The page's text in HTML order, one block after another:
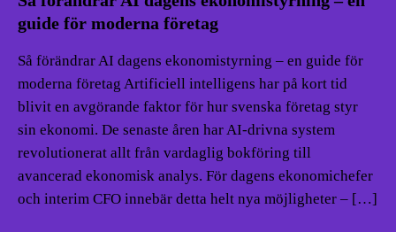
guide för moderna företag
Så förändrar AI dagens ekonomistyrning – en guide för
moderna företag Artificiell intelligens har på kort tid
blivit en avgörande faktor för hur svenska företag styr
sin ekonomi. De senaste åren har AI-drivna system
revolutionerat allt från vardaglig bokföring till
avancerad ekonomisk analys. För dagens ekonomichefer
och interim CFO innebär detta helt nya möjligheter – […]